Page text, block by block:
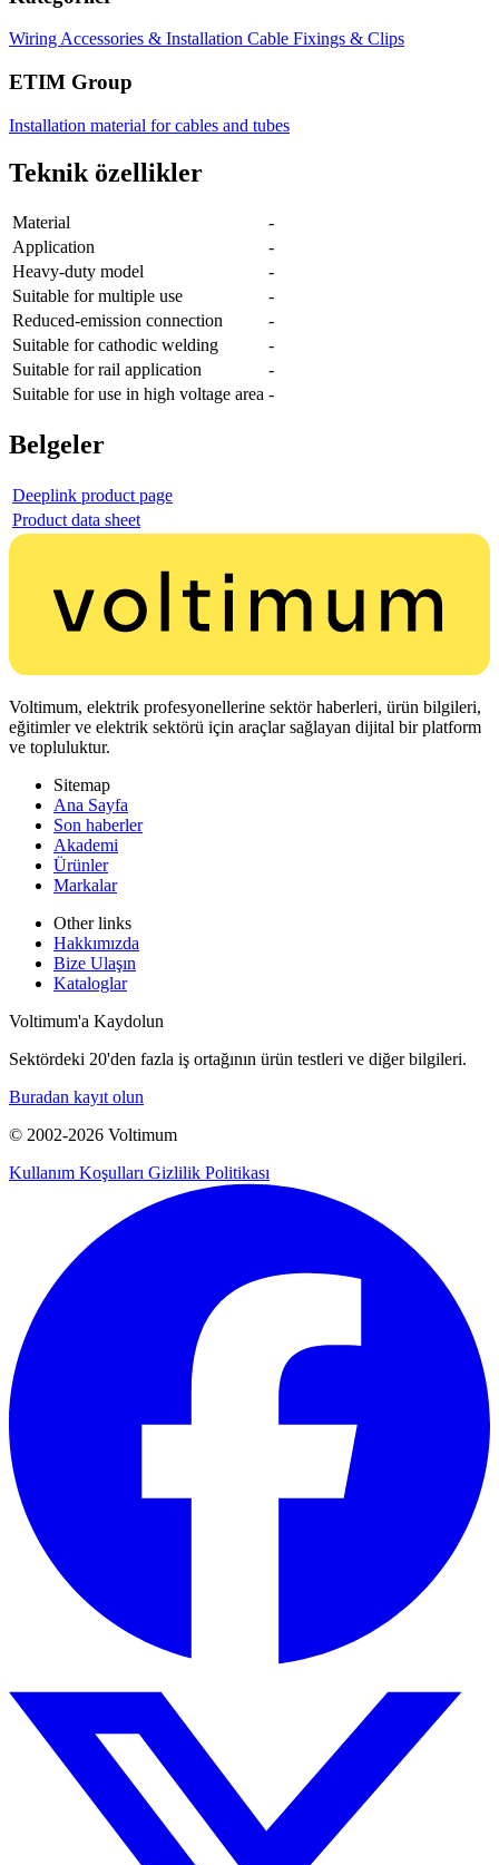
Wiring Accessories & Installation Cable Fixings & Clips
ETIM Group
Installation material for cables and tubes
Teknik özellikler
Material
-
Application
-
Heavy-duty model
-
Suitable for multiple use
-
Reduced-emission connection
-
Suitable for cathodic welding
-
Suitable for rail application
-
Suitable for use in high voltage area -
Belgeler
Deeplink product page
Product data sheet
Voltimum, elektrik profesyonellerine sektör haberleri, ürün bilgileri,
eğitimler ve elektrik sektörü için araçlar sağlayan dijital bir platform
ve topluluktur.
Sitemap
Ana Sayfa
Son haberler
Akademi
Ürünler
Markalar
Other links
Hakkımızda
Bize Ulaşın
Kataloglar
Voltimum'a Kaydolun
Sektördeki 20'den fazla iş ortağının ürün testleri ve diğer bilgileri.
Buradan kayıt olun
© 2002-2026 Voltimum
Kullanım Koşulları Gizlilik Politikası